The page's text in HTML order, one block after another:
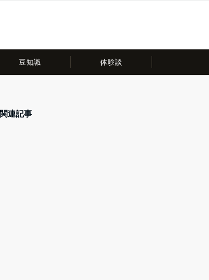
豆知識 体験談
関連記事